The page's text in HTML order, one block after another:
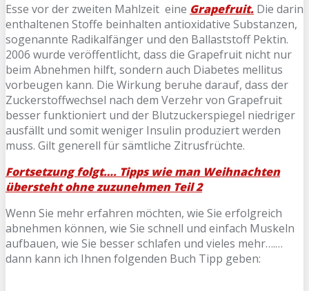
Esse vor der zweiten Mahlzeit eine Grapefruit. Die darin
enthaltenen Stoffe beinhalten antioxidative Substanzen,
sogenannte Radikalfänger und den Ballaststoff Pektin.
2006 wurde veröffentlicht, dass die Grapefruit nicht nur
beim Abnehmen hilft, sondern auch Diabetes mellitus
vorbeugen kann. Die Wirkung beruhe darauf, dass der
Zuckerstoffwechsel nach dem Verzehr von Grapefruit
besser funktioniert und der Blutzuckerspiegel niedriger
ausfällt und somit weniger Insulin produziert werden
muss. Gilt generell für sämtliche Zitrusfrüchte.
Fortsetzung folgt…. Tipps wie man Weihnachten
übersteht ohne zuzunehmen Teil 2
Wenn Sie mehr erfahren möchten, wie Sie erfolgreich
abnehmen können, wie Sie schnell und einfach Muskeln
aufbauen, wie Sie besser schlafen und vieles mehr….…
dann kann ich Ihnen folgenden Buch Tipp geben: